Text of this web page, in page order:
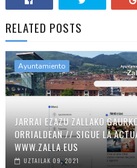
RELATED POSTS
Ayuntamiento
JARRAI EZAZU ZALLAKO
ORRIALDEAN // SIGUE LA
WWW.ZALLA.EUS
UZTAILAK 09, 2021